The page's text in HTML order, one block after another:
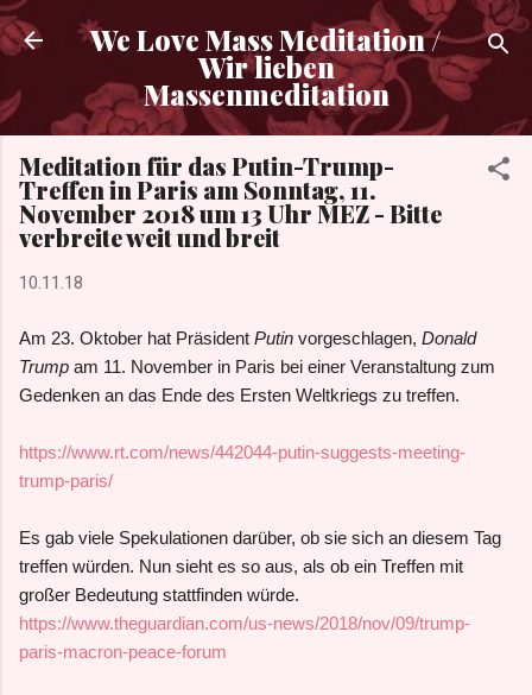
Direkt zum Hauptbereich
We Love Mass Meditation /
Wir lieben
Massenmeditation
Meditation für das Putin-Trump-
Treffen in Paris am Sonntag, 11.
November 2018 um 13 Uhr MEZ - Bitte
verbreite weit und breit
10.11.18
Am 23. Oktober hat Präsident Putin vorgeschlagen, Donald
Trump am 11. November in Paris bei einer Veranstaltung zum
Gedenken an das Ende des Ersten Weltkriegs zu treffen.
https://www.rt.com/news/442044-putin-suggests-meeting-
trump-paris/
Es gab viele Spekulationen darüber, ob sie sich an diesem Tag
treffen würden. Nun sieht es so aus, als ob ein Treffen mit
großer Bedeutung stattfinden würde.
https://www.theguardian.com/us-news/2018/nov/09/trump-
paris-macron-peace-forum